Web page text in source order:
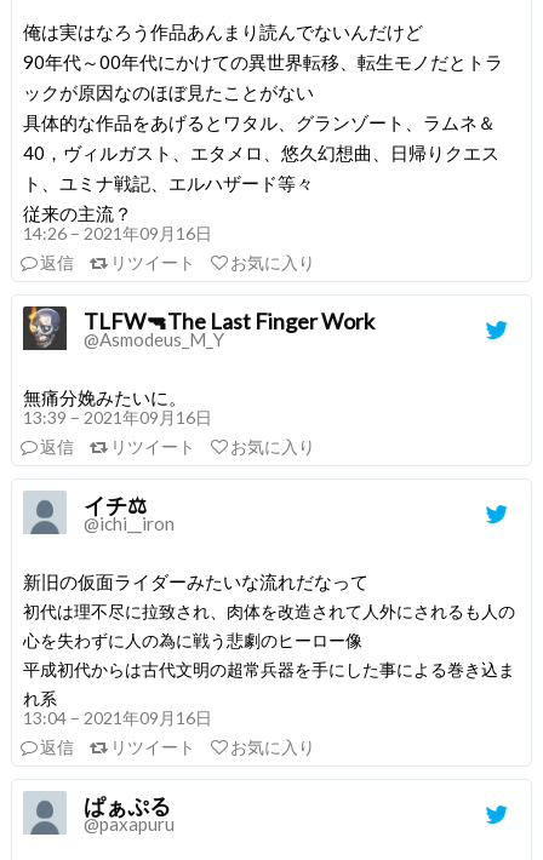
俺は実はなろう作品あんまり読んでないんだけど
90年代～00年代にかけての異世界転移、転生モノだとトラ
ックが原因なのほぼ見たことがない
具体的な作品をあげるとワタル、グランゾート、ラムネ＆
40，ヴィルガスト、エタメロ、悠久幻想曲、日帰りクエス
ト、ユミナ戦記、エルハザード等々
従来の主流？
14:26 – 2021年09月16日
返信
リツイート お気に入り
TLFW🔫The Last Finger Work
@Asmodeus_M_Y
無痛分娩みたいに。
13:39 – 2021年09月16日
返信
リツイート お気に入り
イチ⚖
@ichi__iron
新旧の仮面ライダーみたいな流れだなって
初代は理不尽に拉致され、肉体を改造されて人外にされるも人の
心を失わずに人の為に戦う悲劇のヒーロー像
平成初代からは古代文明の超常兵器を手にした事による巻き込ま
れ系
13:04 – 2021年09月16日
返信
リツイート お気に入り
ぱぁぷる
@paxapuru